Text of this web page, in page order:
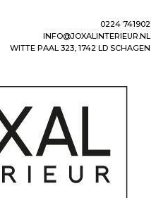
0224 741902
INFO@JOXALINTERIEUR.NL
WITTE PAAL 323, 1742 LD SCHAGEN